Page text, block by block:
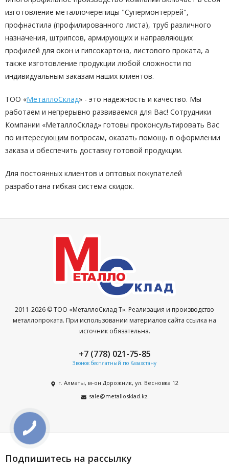
изготовление металлочерепицы "Супермонтеррей",
профнастила (профилированного листа), труб различного
назначения, штрипсов, армирующих и направляющих
профилей для окон и гипсокартона, листового проката, а
также изготовление продукции любой сложности по
индивидуальным заказам наших клиентов.
ТОО «МеталлоСклад» - это надежность и качество. Мы
работаем и непрерывно развиваемся для Вас! Сотрудники
Компании «МеталлоСклад» готовы проконсультировать Вас
по интересующим вопросам, оказать помощь в оформлении
заказа и обеспечить доставку готовой продукции.
Для постоянных клиентов и оптовых покупателей
разработана гибкая система скидок.
2011-2026 © ТОО «МеталлоСклад-Т». Реализация и производство
металлопроката. При использовании материалов сайта ссылка на
источник обязательна.
+7 (778) 021-75-85
Звонок бесплатный по Казахстану
г. Алматы, м-он Дорожник, ул. Весновка 12
sale@metallosklad.kz
Подпишитесь на рассылку